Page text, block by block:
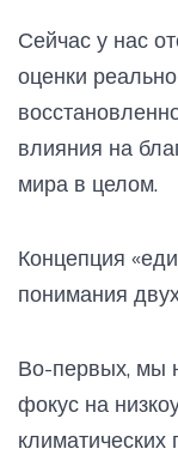
Сейчас у нас
оценки
влияния на
мира в целом.
Концепция
понимания
Во-первых, мы
фокус на
климатических